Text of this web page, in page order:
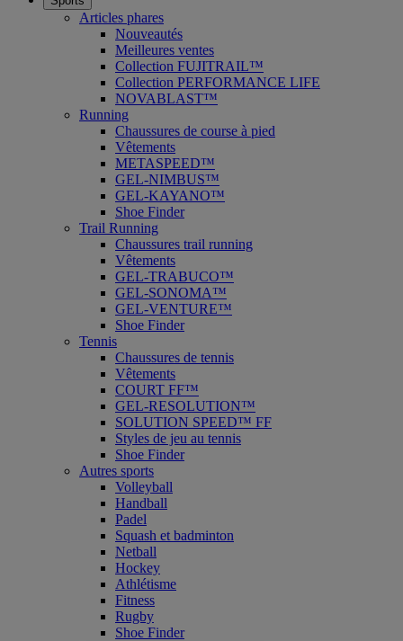
Articles phares
Nouveautés
Meilleures ventes
Collection FUJITRAIL™
Collection PERFORMANCE LIFE
NOVABLAST™
Running
Chaussures de course à pied
Vêtements
METASPEED™
GEL-NIMBUS™
GEL-KAYANO™
Shoe Finder
Trail Running
Chaussures trail running
Vêtements
GEL-TRABUCO™
GEL-SONOMA™
GEL-VENTURE™
Shoe Finder
Tennis
Chaussures de tennis
Vêtements
COURT FF™
GEL-RESOLUTION™
SOLUTION SPEED™ FF
Styles de jeu au tennis
Shoe Finder
Autres sports
Volleyball
Handball
Padel
Squash et badminton
Netball
Hockey
Athlétisme
Fitness
Rugby
Shoe Finder